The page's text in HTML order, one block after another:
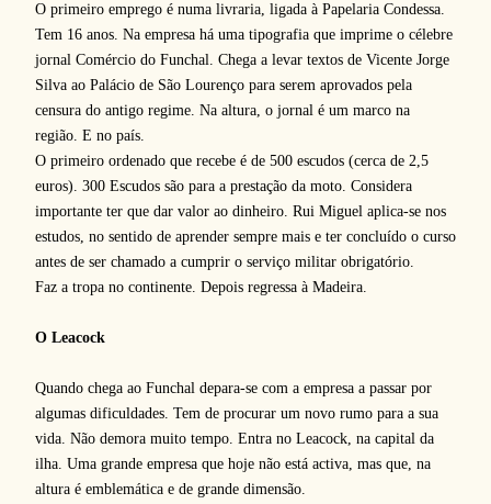
O primeiro emprego é numa livraria, ligada à Papelaria Condessa.
Tem 16 anos. Na empresa há uma tipografia que imprime o célebre
jornal Comércio do Funchal. Chega a levar textos de Vicente Jorge
Silva ao Palácio de São Lourenço para serem aprovados pela
censura do antigo regime. Na altura, o jornal é um marco na
região. E no país.
O primeiro ordenado que recebe é de 500 escudos (cerca de 2,5
euros). 300 Escudos são para a prestação da moto. Considera
importante ter que dar valor ao dinheiro. Rui Miguel aplica-se nos
estudos, no sentido de aprender sempre mais e ter concluído o curso
antes de ser chamado a cumprir o serviço militar obrigatório.
Faz a tropa no continente. Depois regressa à Madeira.
O Leacock
Quando chega ao Funchal depara-se com a empresa a passar por
algumas dificuldades. Tem de procurar um novo rumo para a sua
vida. Não demora muito tempo. Entra no Leacock, na capital da
ilha. Uma grande empresa que hoje não está activa, mas que, na
altura é emblemática e de grande dimensão.